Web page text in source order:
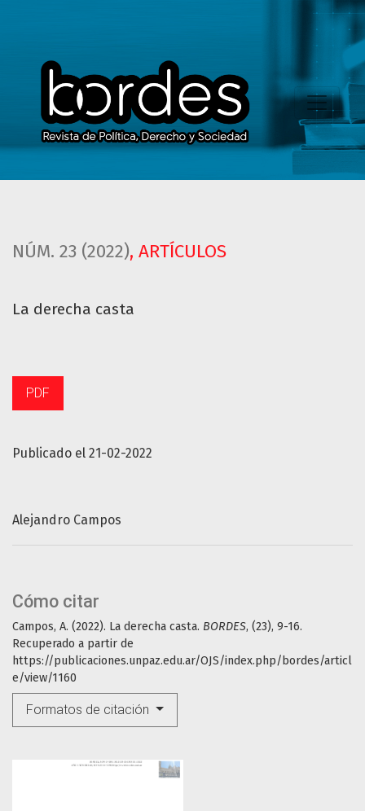
NÚM. 23 (2022), ARTÍCULOS
La derecha casta
Publicado el 21-02-2022
PDF
Cómo citar
Campos, A. (2022). La derecha casta. BORDES, (23), 9-16.
Recuperado a partir de
https://publicaciones.unpaz.edu.ar/OJS/index.php/bordes/articl
e/view/1160
Formatos de citación
Alejandro Campos